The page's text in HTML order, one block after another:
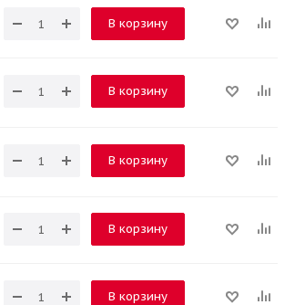
В корзину
В корзину
В корзину
В корзину
В корзину